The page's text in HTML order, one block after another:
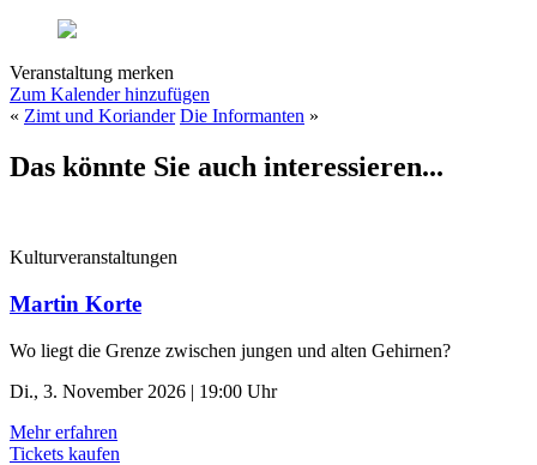
Veranstaltung merken
Zum Kalender hinzufügen
« Zimt und Koriander Die Informanten »
Das könnte Sie auch interessieren...
Kulturveranstaltungen
Martin Korte
Wo liegt die Grenze zwischen jungen und alten Gehirnen?
Di., 3. November 2026 | 19:00 Uhr
Mehr erfahren
Tickets kaufen